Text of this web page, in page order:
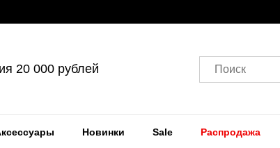
20 000 рублей Поиск
Новинки Sale Распродажа